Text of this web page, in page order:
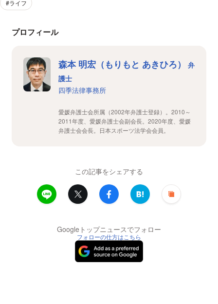
#ライフ
プロフィール
森本 明宏（もりもと あきひろ）
弁
護士
四季法律事務所
愛媛弁護士会所属（2002年弁護士登録）。2010～
2011年度、愛媛弁護士会副会長。2020年度、愛媛
弁護士会会長。日本スポーツ法学会会員。
この記事をシェアする
Googleトップニュースでフォロー
フォローの仕方はこちら